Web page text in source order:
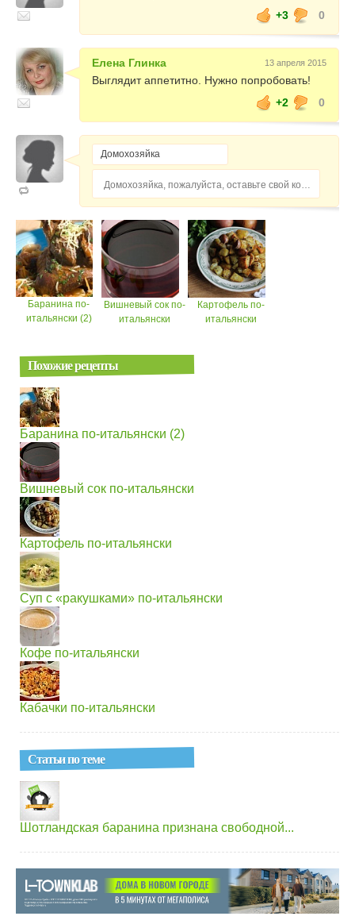
+3
0
Елена Глинка 13 апреля 2015
Выглядит аппетитно. Нужно попробовать!
+2
0
Баранина по-
итальянски (2)
Вишневый сок по-
итальянски
Картофель по-
итальянски
Похожие рецепты
Баранина по-итальянски (2)
Вишневый сок по-итальянски
Картофель по-итальянски
Суп с «ракушками» по-итальянски
Кофе по-итальянски
Кабачки по-итальянски
Статьи по теме
Шотландская баранина признана свободной...